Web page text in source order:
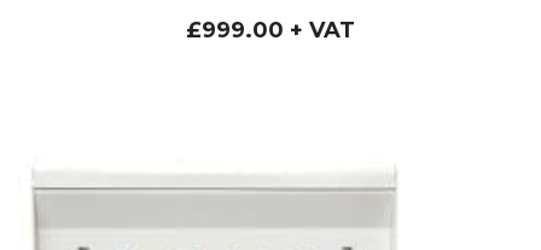
£999.00 + VAT